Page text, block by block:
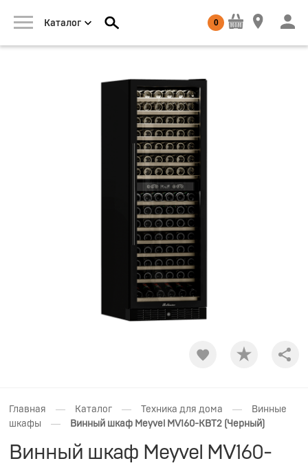
Каталог 0
Главная — Каталог — Техника для дома —
Винные
шкафы
— Винный шкаф Meyvel MV160-KBT2 (Черный)
Винный шкаф Meyvel MV160-